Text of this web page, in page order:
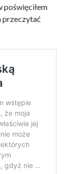
poświęciłem
przeczytać